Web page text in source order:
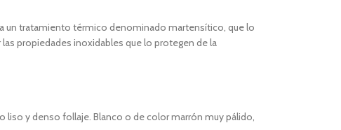
un tratamiento térmico denominado martensítico, que lo
propiedades inoxidables que lo protegen de la
y denso follaje. Blanco o de color marrón muy pálido,